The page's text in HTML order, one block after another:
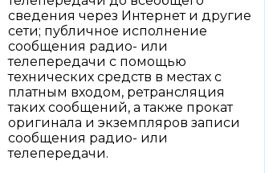
сведения через Интернет и другие
сети; публичное исполнение
сообщения радио- или
телепередачи с помощью
технических средств в местах с
платным входом, ретрансляция
таких сообщений, а также прокат
оригинала и экземпляров записи
сообщения радио- или
телепередачи.